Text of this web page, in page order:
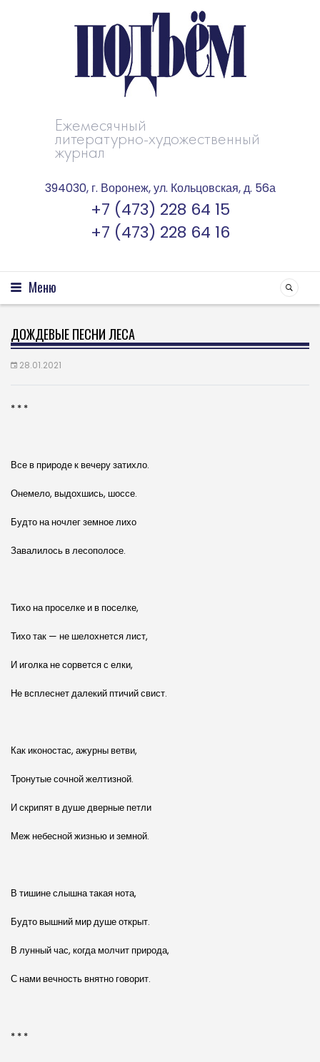
Ежемесячный
литературно-художественный
журнал
394030, г. Воронеж, ул. Кольцовская, д. 56а
+7 (473) 228 64 15
+7 (473) 228 64 16
Меню
ДОЖДЕВЫЕ ПЕСНИ ЛЕСА
28.01.2021
* * *
Все в природе к вечеру затихло.
Онемело, выдохшись, шоссе.
Будто на ночлег земное лихо
Завалилось в лесополосе.
Тихо на проселке и в поселке,
Тихо так — не шелохнется лист,
И иголка не сорвется с елки,
Не всплеснет далекий птичий свист.
Как иконостас, ажурны ветви,
Тронутые сочной желтизной.
И скрипят в душе дверные петли
Меж небесной жизнью и земной.
В тишине слышна такая нота,
Будто вышний мир душе открыт.
В лунный час, когда молчит природа,
С нами вечность внятно говорит.
* * *